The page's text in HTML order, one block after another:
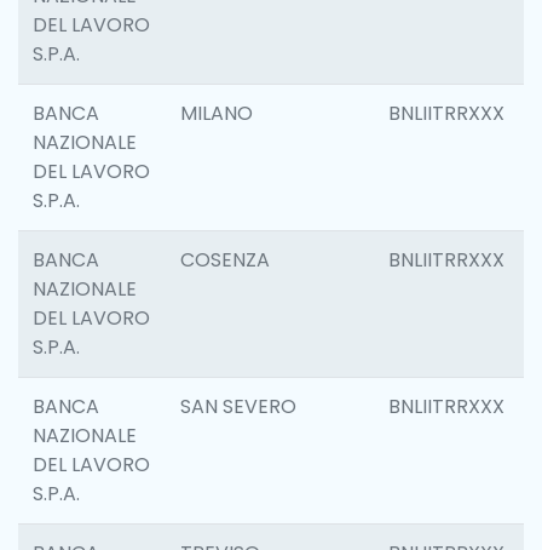
DEL LAVORO
S.P.A.
BANCA
NAZIONALE
DEL LAVORO
S.P.A.
MILANO BNLIITRRXXX
BANCA
NAZIONALE
DEL LAVORO
S.P.A.
COSENZA BNLIITRRXXX
BANCA
NAZIONALE
DEL LAVORO
S.P.A.
SAN SEVERO BNLIITRRXXX